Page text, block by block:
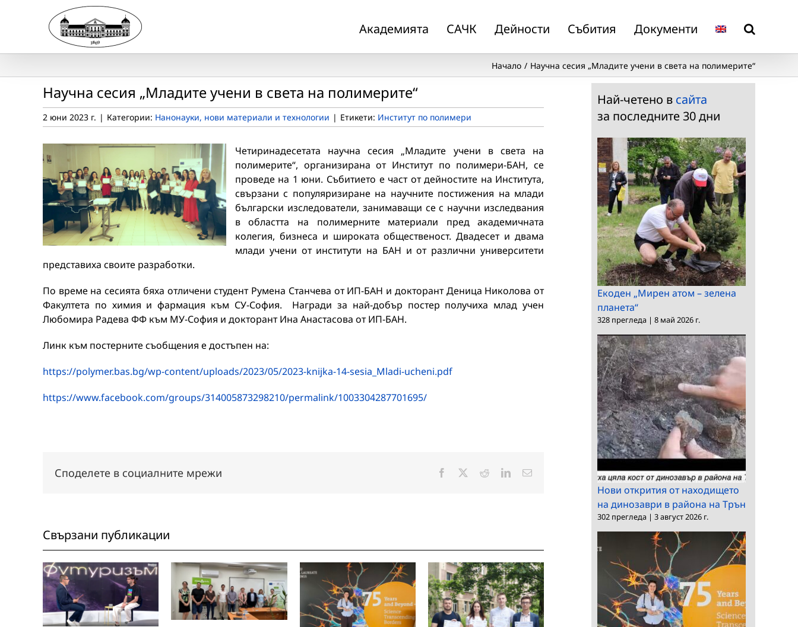
Академията САЧК Дейности Събития Документи
Начало Научна сесия „Младите учени в света на полимерите“
Научна сесия „Младите учени в света на полимерите“
2 юни 2023 г. | Категории: Нанонауки, нови материали и технологии | Етикети: Институт по полимери
Четиринадесетата научна сесия „Младите учени в света на
полимерите“, организирана от Институт по полимери-БАН, се
проведе на 1 юни. Събитието е част от дейностите на Института,
свързани с популяризиране на научните постижения на млади
български изследователи, занимаващи се с научни изследвания
в областта на полимерните материали пред академичната
колегия, бизнеса и широката общественост. Двадесет и двама
млади учени от институти на БАН и от различни университети
представиха своите разработки.
По време на сесията бяха отличени студент Румена Станчева от ИП-БАН и докторант Деница Николова от
Факултета по химия и фармация към СУ-София. Награди за най-добър постер получиха млад учен
Любомира Радева ФФ към МУ-София и докторант Ина Анастасова от ИП-БАН.
Линк към постерните съобщения е достъпен на:
https://polymer.bas.bg/wp-content/uploads/2023/05/2023-knijka-14-sesia_Mladi-ucheni.pdf
https://www.facebook.com/groups/314005873298210/permalink/1003304287701695/
Споделете в социалните мрежи Facebook RedditLinkedInЕлектронна
Свързани публикации
Най-четено в сайта
за последните 30 дни
Екоден „Мирен атом – зелена
планета“
328 прегледа | 8 май 2026 г.
Нови открития от находището
на динозаври в района на Трън
302 прегледа | 3 август 2026 г.